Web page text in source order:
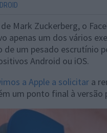
Mark Zuckerberg, o
apenas um dos vários
de um pesado escrutínio
Android ou iOS.
a Apple a solicitar a
um ponto final à versão